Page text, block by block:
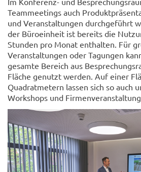
Teammeetings auch
und Veranstaltungen durchgeführt
der Büroeinheit ist bereits die
Stunden pro Monat enthalten. Für
Veranstaltungen oder Tagungen
gesamte Bereich aus
Fläche genutzt werden. Auf einer
Quadratmetern lassen sich so auch
Workshops und